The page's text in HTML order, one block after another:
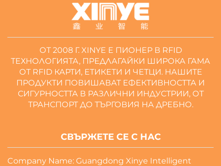
ОТ 2008 Г. XINYE Е ПИОНЕР В RFID
ТЕХНОЛОГИЯТА, ПРЕДЛАГАЙКИ ШИРОКА ГАМА
ОТ RFID КАРТИ, ЕТИКЕТИ И ЧЕТЦИ. НАШИТЕ
ПРОДУКТИ ПОВИШАВАТ ЕФЕКТИВНОСТТА И
СИГУРНОСТТА В РАЗЛИЧНИ ИНДУСТРИИ, ОТ
ТРАНСПОРТ ДО ТЪРГОВИЯ НА ДРЕБНО.
СВЪРЖЕТЕ СЕ С НАС
Company Name: Guangdong Xinye Intelligent